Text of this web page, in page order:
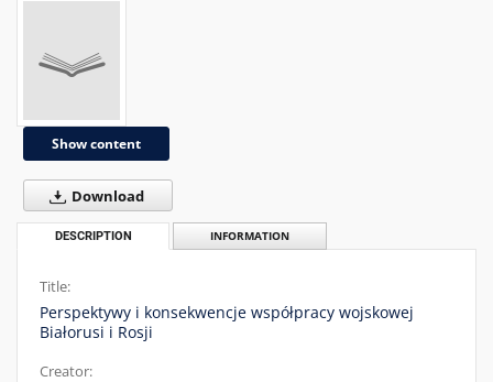
Show content
Download
DESCRIPTION INFORMATION
Title:
Perspektywy i konsekwencje współpracy wojskowej
Białorusi i Rosji
Creator: